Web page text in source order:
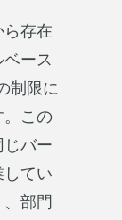
存在
ース
制限に
。この
バー
てい
部門